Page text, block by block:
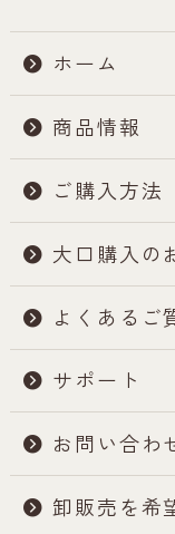
ホーム
商品情報
ご購入方法
大口購入の
よくあるご
サポート
お問い合わ
卸販売を希